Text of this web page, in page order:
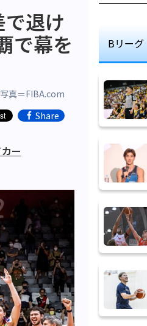
退け
で幕を
写真＝FIBA.com
Share
ー
Bリーグ